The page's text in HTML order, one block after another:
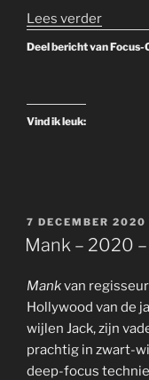
Lees verder“Irma
la
Deel bericht van Focus-
Vind ik leuk:
GEPLAATST
OP
7 DECEMBER 2020
Mank – 2020
Mankvan
Hollywood van de
wijlen Jack, zijn
prachtig in zwart-
deep-focus